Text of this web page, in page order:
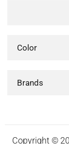
Color
Brands
Copyright ©